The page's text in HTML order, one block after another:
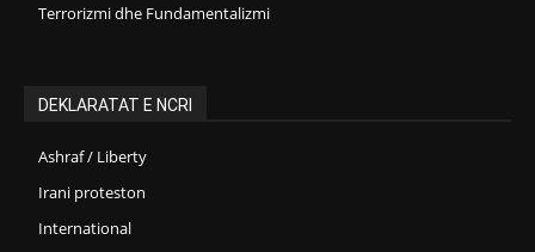
Terrorizmi dhe Fundamentalizmi
DEKLARATAT E NCRI
Ashraf / Liberty
Irani proteston
International